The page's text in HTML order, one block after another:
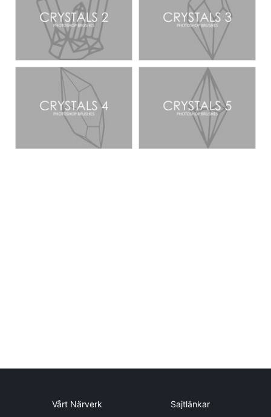
Vårt Närverk Sajtlänkar